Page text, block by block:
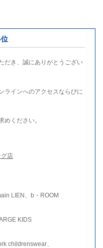
だき、誠にありがとうござい
ラインへのアクセスならびに
めください。
店
LIEN、b・ROOM
KIDS
childrenswear、